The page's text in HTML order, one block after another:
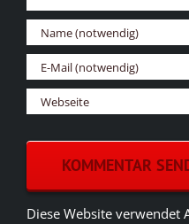
Diese Website verwendet